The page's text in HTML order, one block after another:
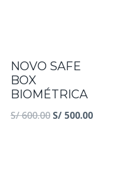
NOVO SAFE
BOX
BIOMÉTRICA
S/600.00 El
S/ 500.00El